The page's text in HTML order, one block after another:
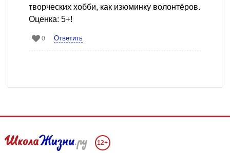
творческих хобби, как изюминку волонтёров.
Оценка: 5+!
0 Ответить
12+